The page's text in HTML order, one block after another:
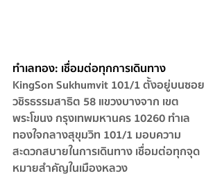
ทำเลทอง: เชื่อมต่อทุกการเดินทาง
KingSon Sukhumvit 101/1 ตั้งอยู่บนซอย
วชิรธรรมสาธิต 58 แขวงบางจาก เขต
พระโขนง กรุงเทพมหานคร 10260  ทำเล
ทองใจกลางสุขุมวิท 101/1 มอบความ
สะดวกสบายในการเดินทาง เชื่อมต่อทุกจุด
หมายสำคัญในเมืองหลวง